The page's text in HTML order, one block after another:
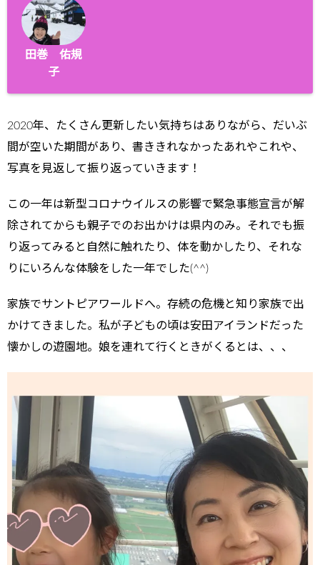
田巻 佑規
子
2020年、たくさん更新したい気持ちはありながら、だいぶ
間が空いた期間があり、書ききれなかったあれやこれや、
写真を見返して振り返っていきます！
この一年は新型コロナウイルスの影響で緊急事態宣言が解
除されてからも親子でのお出かけは県内のみ。それでも振
り返ってみると自然に触れたり、体を動かしたり、それな
りにいろんな体験をした一年でした(^^)
家族でサントピアワールドへ。存続の危機と知り家族で出
かけてきました。私が子どもの頃は安田アイランドだった
懐かしの遊園地。娘を連れて行くときがくるとは、、、